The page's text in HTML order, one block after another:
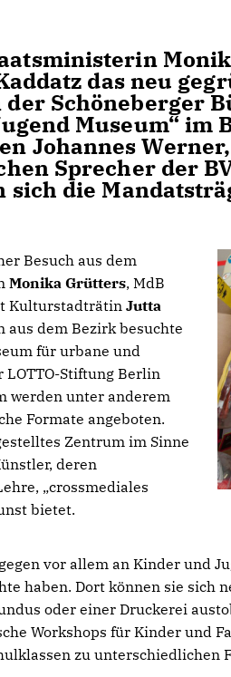
das neu
der Schöneberger
Museum“im
Johannes Werner
Sprecher der
sich die
Besuch aus dem
Monika Grütters, MdB
KulturstadträtinJutta
dem Bezirk besuchte
für urbane und
LOTTO-Stiftung Berlin
werden unter anderem
Formate angeboten.
Zentrum im Sinne
deren
„crossmediales
bietet.
vor allem an Kinder und
haben. Dort können sie sich
oder einer Druckerei
Work­shops für Kinder und
zu unterschiedlichen